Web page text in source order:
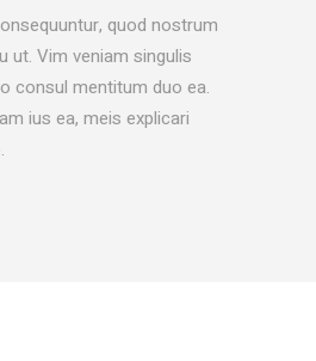
quod nostrum
ut. Vim veniam singulis
consul mentitum duo ea.
ius ea, meis explicari